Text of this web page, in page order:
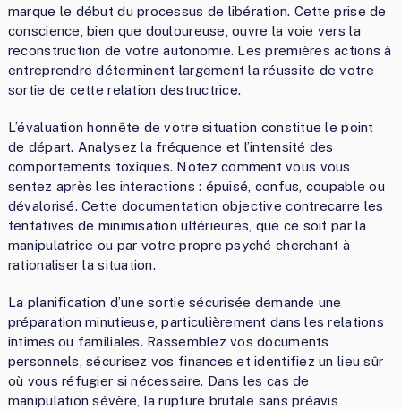
marque le début du processus de libération. Cette prise de
conscience, bien que douloureuse, ouvre la voie vers la
reconstruction de votre autonomie. Les premières actions à
entreprendre déterminent largement la réussite de votre
sortie de cette relation destructrice.
L’évaluation honnête de votre situation constitue le point
de départ. Analysez la fréquence et l’intensité des
comportements toxiques. Notez comment vous vous
sentez après les interactions : épuisé, confus, coupable ou
dévalorisé. Cette documentation objective contrecarre les
tentatives de minimisation ultérieures, que ce soit par la
manipulatrice ou par votre propre psyché cherchant à
rationaliser la situation.
La planification d’une sortie sécurisée demande une
préparation minutieuse, particulièrement dans les relations
intimes ou familiales. Rassemblez vos documents
personnels, sécurisez vos finances et identifiez un lieu sûr
où vous réfugier si nécessaire. Dans les cas de
manipulation sévère, la rupture brutale sans préavis